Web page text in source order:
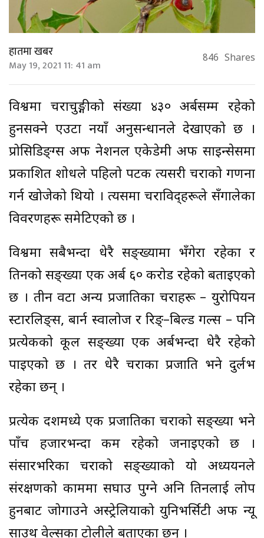
हातमा खबर
May 19, 2021 11: 41 am 846 Shares
विश्वमा चराचुरुङ्गीको संख्या ४३० अर्बसम्म रहेको
हुनसक्ने एउटा नयाँ अनुसन्धानले देखाएको छ ।
प्रोसिडिङ्ग्स अफ नेशनल एकेडेमी अफ साइन्सेसमा
प्रकाशित शोधले पहिलो पटक त्यसरी चराको गणना
गर्न खोजेको थियो । त्यसमा चराविद्हरूले सँगालेका
विवरणहरू समेटिएको छ ।
विश्वमा सबैभन्दा धेरै सङ्ख्यामा भँगेरा रहेका र
तिनको सङ्ख्या एक अर्ब ६० करोड रहेको बताइएको
छ । तीन वटा अन्य प्रजातिका चराहरू – युरोपियन
स्टारलिङ्स, बार्न स्वालोज र रिङ्–बिल्ड गल्स – पनि
प्रत्येकको कूल सङ्ख्या एक अर्बभन्दा धेरै रहेको
पाइएको छ । तर धेरै चराका प्रजाति भने दुर्लभ
रहेका छन् ।
प्रत्येक दशमध्ये एक प्रजातिका चराको सङ्ख्या भने
पाँच हजारभन्दा कम रहेको जनाइएको छ ।
संसारभरिका चराको सङ्ख्याको यो अध्ययनले
संरक्षणको काममा सघाउ पुग्ने अनि तिनलाई लोप
हुनबाट जोगाउने अस्ट्रेलियाको युनिभर्सिटी अफ न्यू
साउथ वेल्सका टोलीले बताएका छन् ।